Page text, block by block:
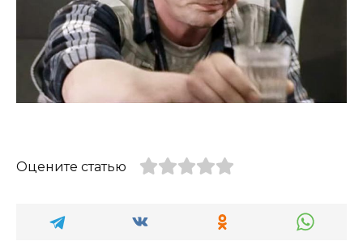
Оцените статью